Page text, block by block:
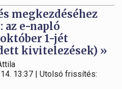
megkezdéséhez
az e-napló
1-jét
kivitelezések) »
13:37 | Utolsó frissítés: